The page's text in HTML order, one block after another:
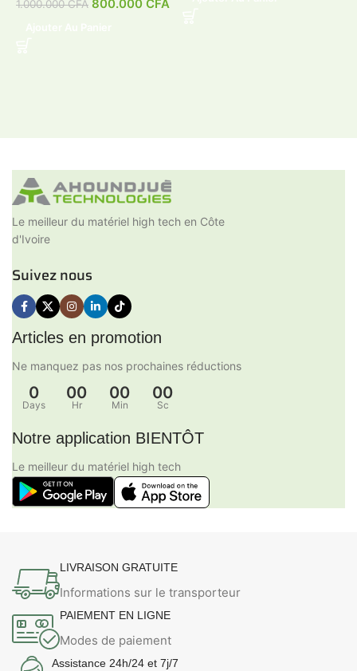
1.000.000CFA 800.000 CFA
Le meilleur du matériel high tech en Côte
d'Ivoire
Suivez nous
Articles en promotion
Ne manquez pas nos prochaines réductions
0
Days
00
Hr
00
Min
00
Sc
Notre application BIENTÔT
Le meilleur du matériel high tech
LIVRAISON GRATUITE
Informations sur le transporteur
PAIEMENT EN LIGNE
Modes de paiement
Assistance 24h/24 et 7j/7